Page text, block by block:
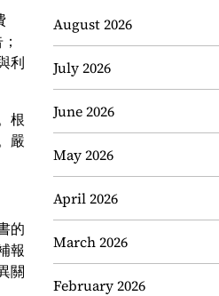
利
根
嚴
的
報
關
August 2026
July 2026
June 2026
May 2026
April 2026
March 2026
February 2026